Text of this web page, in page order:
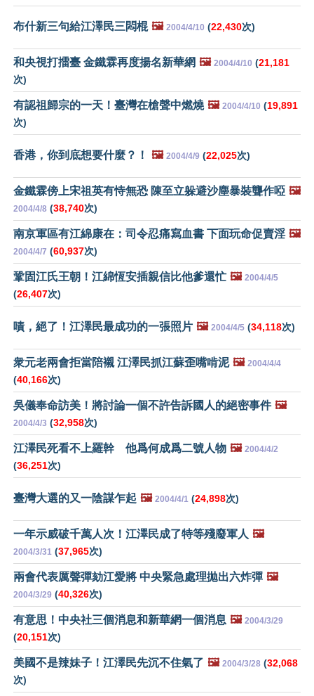
布什新三句給江澤民三悶棍 🖼️ 2004/4/10 (22,430次)
和央視打擂臺 金鐵霖再度揚名新華網 🖼️ 2004/4/10 (21,181
次)
有認祖歸宗的一天！臺灣在槍聲中燃燒 🖼️ 2004/4/10 (19,891
次)
香港，你到底想要什麼？！ 🖼️ 2004/4/9 (22,025次)
金鐵霖傍上宋祖英有恃無恐 陳至立躲避沙塵暴裝聾作啞 🖼️
2004/4/8 (38,740次)
南京軍區有江綿康在：司令忍痛寫血書 下面玩命促賣淫 🖼️
2004/4/7 (60,937次)
鞏固江氏王朝！江綿恆安插親信比他爹還忙 🖼️ 2004/4/5
(26,407次)
嘖，絕了！江澤民最成功的一張照片 🖼️ 2004/4/5 (34,118次)
衆元老兩會拒當陪襯 江澤民抓江蘇歪嘴啃泥 🖼️ 2004/4/4
(40,166次)
吳儀奉命訪美！將討論一個不許告訴國人的絕密事件 🖼️
2004/4/3 (32,958次)
江澤民死看不上羅幹 他爲何成爲二號人物 🖼️ 2004/4/2
(36,251次)
臺灣大選的又一陰謀乍起 🖼️ 2004/4/1 (24,898次)
一年示威破千萬人次！江澤民成了特等殘廢軍人 🖼️
2004/3/31 (37,965次)
兩會代表厲聲彈劾江愛將 中央緊急處理拋出六炸彈 🖼️
2004/3/29 (40,326次)
有意思！中央社三個消息和新華網一個消息 🖼️ 2004/3/29
(20,151次)
美國不是辣妹子！江澤民先沉不住氣了 🖼️ 2004/3/28 (32,068
次)